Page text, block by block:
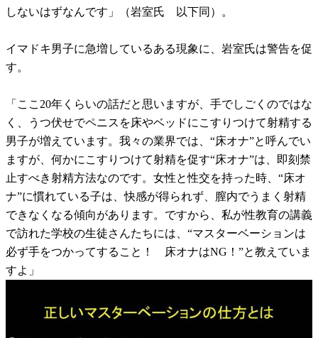
しないはずなんです」（岩室氏 以下同）。
イマドキ男子に急増しているある現象に、岩室氏は警告を促
す。
「ここ20年くらいの話だと思いますが、手でしごくのではな
く、うつ伏せでペニスを床やベッドにこすりつけて射精する
男子が増えています。我々の業界では、“床オナ”と呼んでい
ますが、何かにこすりつけて射精を促す“床オナ”は、即刻禁
止すべき射精方法なのです。女性と性交を持った時、“床オ
ナ”に慣れている子は、快感が得られず、膣内でうまく射精
できなくなる傾向があります。ですから、私が性教育の講義
で訪れた学校の生徒さんたちには、“マスターベーションは
必ず手をつかってすること！ 床オナはNG！”と教えていま
すよ」